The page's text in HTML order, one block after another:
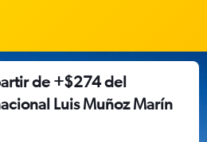
de +$274 del
Luis Muñoz Marín